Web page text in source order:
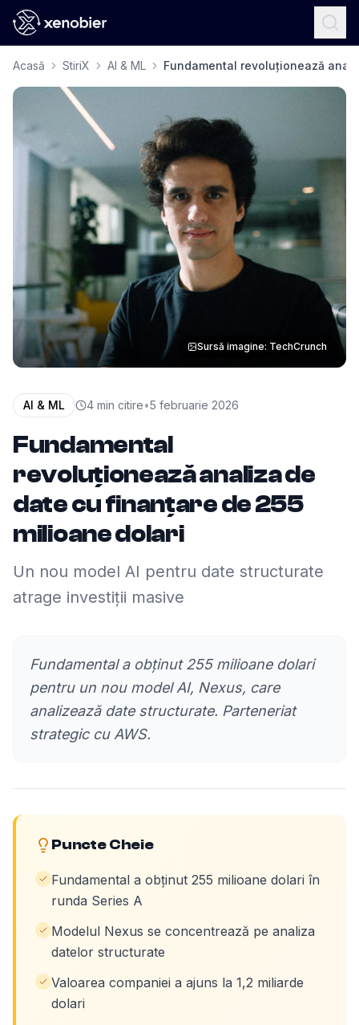
Acasă StiriX AI & ML Fundamental revoluționează
Sursă imagine: TechCrunch
AI & ML 4 min citire•5 februarie 2026
Fundamental
revoluționează analiza de
date cu finanțare de 255
milioane dolari
Un nou model AI pentru date structurate
atrage investiții masive
Fundamental a obținut 255 milioane dolari
pentru un nou model AI, Nexus, care
analizează date structurate. Parteneriat
strategic cu AWS.
Puncte Cheie
Fundamental a obținut 255 milioane dolari în
runda Series A
Modelul Nexus se concentrează pe analiza
datelor structurate
Valoarea companiei a ajuns la 1,2 miliarde
dolari